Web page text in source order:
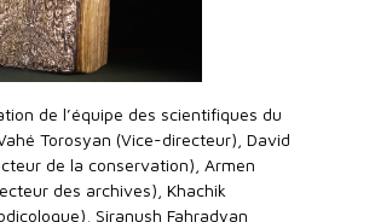
de l’équipe des scientifiques du
Torosyan (Vice-directeur), David
de la conservation), Armen
des archives), Khachik
Siranush Fahradyan